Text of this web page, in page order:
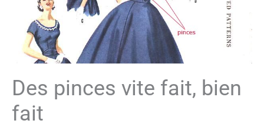
Des pinces vite fait, bien
fait